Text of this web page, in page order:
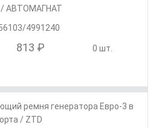
/ АВТОМАГНАТ
4991240
813 ₽ 0 шт.
ремня генератора Евро-3 в
/ ZTD